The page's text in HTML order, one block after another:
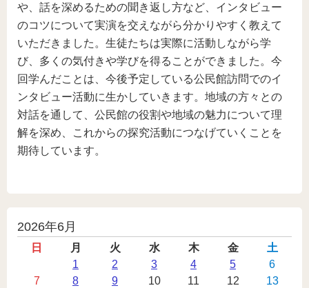
や、話を深めるための聞き返し方など、インタビュー
のコツについて実演を交えながら分かりやすく教えて
いただきました。生徒たちは実際に活動しながら学
び、多くの気付きや学びを得ることができました。今
回学んだことは、今後予定している公民館訪問でのイ
ンタビュー活動に生かしていきます。地域の方々との
対話を通して、公民館の役割や地域の魅力について理
解を深め、これからの探究活動につなげていくことを
期待しています。
投
2026年6月
日 月 火 水 木 金
土
1
2 3 4 5
6
7
8 9 10 11 12
13